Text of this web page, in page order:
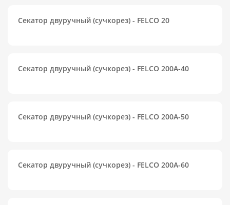
Секатор двуручный (сучкорез) - FELCO 20
Секатор двуручный (сучкорез) - FELCO 200A-40
Секатор двуручный (сучкорез) - FELCO 200A-50
Секатор двуручный (сучкорез) - FELCO 200A-60